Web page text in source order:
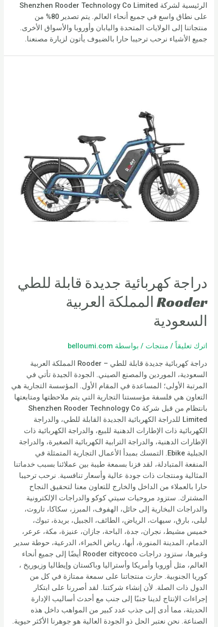
الرئيسية لشركة Shenzhen Rooder Technology Co Limited
على نطاق واسع في جميع أنحاء العالم. يتم تصدير 80% من
منتجاتنا إلى الولايات المتحدة واليابان وأوروبا والأسواق الأخرى.
جميع الأشياء نرحب ترحيبا حارا بالضيوف يأتون لزيارة مصنعنا.
دراجة كهربائية جديدة قابلة للطي
Rooder المملكة العربية
السعودية
اترك تعليقاً / منتجات / بواسطة belloumi.com
دراجة كهربائية جديدة قابلة للطي – Rooder المملكة العربية
السعودية، الموردين والمصنع الصيني. الجودة الجيدة تأتي في
المرتبة الأولى؛ المساعدة في المقام الأول. المؤسسة التجارية هي
التعاون هي فلسفة مؤسستنا التجارية التي يتم ملاحظتها ومتابعتها
بانتظام من قبل شركة Shenzhen Rooder Technology Co
Limited للدراجة الكهربائية الجديدة القابلة للطي، والدراجة
الكهربائية ذات الإطارات الدهنية للبيع، والدراجة الكهربائية ذات
الإطارات الدهنية، والدراجة الترابية الكهربائية الصغيرة، والدراجة
الجبلية Ebike. التمسك بمبدأ الأعمال التجارية المتمثلة في
المنفعة المتبادلة، لقد فزنا بسمعة طيبة بين عملائنا بسبب خدماتنا
المثالية ومنتجات ذات جودة عالية وأسعار تنافسية. نرحب ترحيبا
حارا بالعملاء من الداخل والخارج للتعاون معنا لتحقيق النجاح
المشترك. ستزود مروحيات سيتي كوكو والدراجات الإلكترونية
والدراجات البخارية إلى حائل، الهفوف، المبرز، سكاكا، تاروت،
ليلى، بارق، سيهات، الرياض، الطائف، الجبيل، بريدة، تبوك،
خميس مشيط، نجران، جدة، الباحة، جازان، عنيزة، مكة، عرعر،
الدمام، المدينة المنورة، أبها، رياض الخبراء، الدرعية، حوطة سدير
وغيرها، ستزود دراجات Rooder citycoco أيضًا إلى جميع أنحاء
العالم، مثل أوروبا وأمريكا وأستراليا وباكستان وإيطاليا وزيوريخ ،
كوريا الجنوبية. حازت منتجاتنا على سمعة ممتازة في كل من
الدول ذات الصلة. لأن إنشاء شركتنا. لقد أصررنا على ابتكار
إجراءات الإنتاج لدينا جنبًا إلى جنب مع أحدث أساليب الإدارة
الحديثة، مما أدى إلى جذب عدد كبير من المواهب داخل هذه
الصناعة. نحن نعتبر الحل ذو الجودة العالية هو جوهرنا الأكثر حيوية.